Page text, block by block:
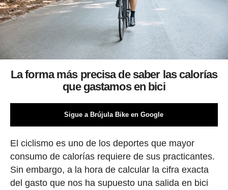
La forma más precisa de saber las calorías
que gastamos en bici
Sigue a Brújula Bike en Google
El ciclismo es uno de los deportes que mayor
consumo de calorías requiere de sus practicantes.
Sin embargo, a la hora de calcular la cifra exacta
del gasto que nos ha supuesto una salida en bici